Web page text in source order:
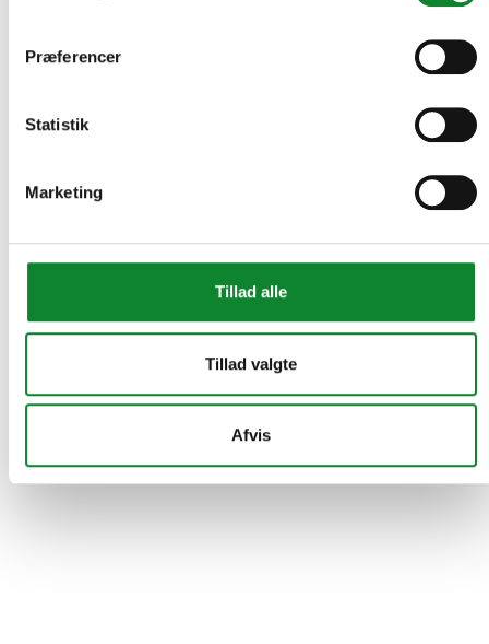
Præferencer
Statistik
Marketing
Tillad alle
Tillad valgte
Afvis